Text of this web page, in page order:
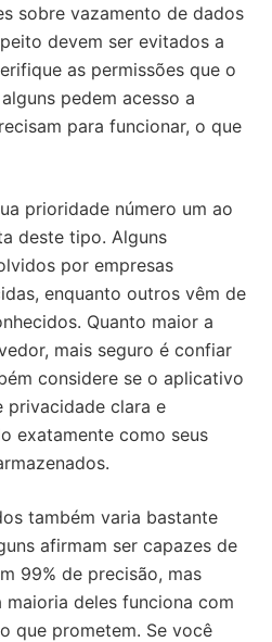
sobre vazamento de dados
devem ser evitados a
as permissões que o
pedem acesso a
para funcionar, o que
prioridade número um ao
deste tipo. Alguns
por empresas
enquanto outros vêm de
Quanto maior a
mais seguro é confiar
considere se o aplicativo
privacidade clara e
exatamente como seus
também varia bastante
afirmam ser capazes de
99% de precisão, mas
deles funciona com
que prometem. Se você